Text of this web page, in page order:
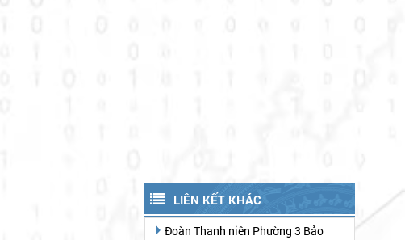
LIÊN KẾT KHÁC
Đoàn Thanh niên Phường 3 Bảo